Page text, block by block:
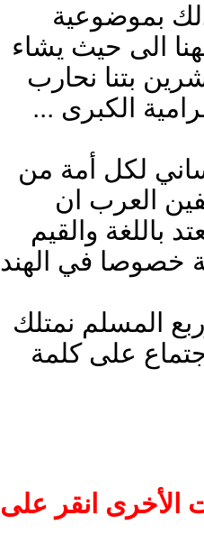
بموضوعية
الى حيث يشاء
بتنا نحارب
الكبرى ...
لكل أمة من
العرب ان
باللغة والقيم
خصوصا في الهند
المسلم نمتلك
على كلمة
الأخرى انقر على